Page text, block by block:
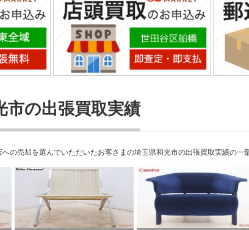
市の出張買取実績
の売却を選んでいただいたお客さまの埼玉県和光市の出張買取実績の一